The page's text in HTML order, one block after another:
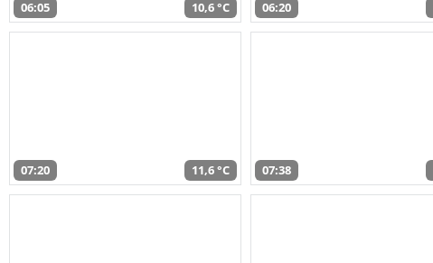
06:05 10,6 °C 06:20
07:20 11,6 °C 07:38